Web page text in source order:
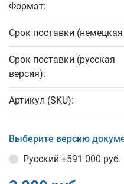
Формат:
Срок поставки
Срок поставки (русская
версия):
Артикул (SKU):
Выберите версию
Русский +591 000 руб.